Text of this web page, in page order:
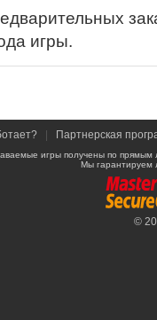
игры.
Партнерская
игры получены по
Мы гарантируем
©